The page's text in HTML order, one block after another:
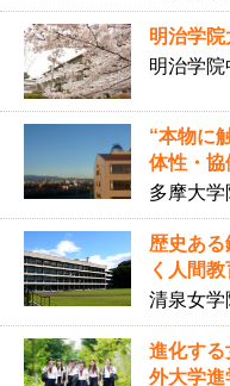
明治学
明治学院
“本物に
体性・協
多摩大
歴史あ
く人間
清泉女学
進化する
外大学進